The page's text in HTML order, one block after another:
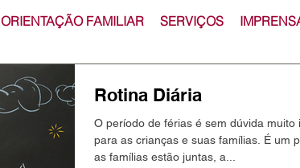
ORIENTAÇÃO FAMILIAR SERVIÇOS
Rotina Diária
O período de férias é sem dúvida muito
para as crianças e suas famílias. É um
as famílias estão juntas, a...